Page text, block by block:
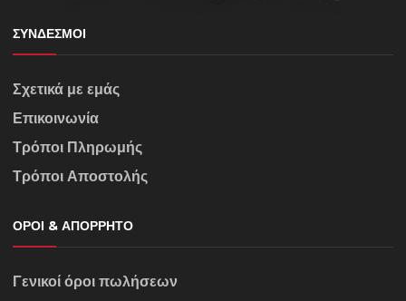
ΣΎΝΔΕΣΜΟΙ
Σχετικά με εμάς
Επικοινωνία
Τρόποι Πληρωμής
Τρόποι Αποστολής
ΌΡΟΙ & ΑΠΌΡΡΗΤΟ
Γενικοί όροι πωλήσεων